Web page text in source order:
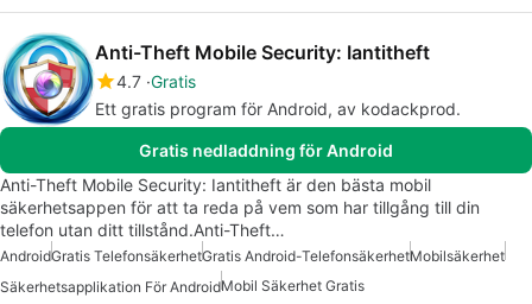
Anti-Theft Mobile Security: Iantitheft
4.7 Gratis
Ett gratis program för Android, av kodackprod.
Gratis nedladdning för Android
Anti-Theft Mobile Security: Iantitheft är den bästa mobil
säkerhetsappen för att ta reda på vem som har tillgång till din
telefon utan ditt tillstånd.Anti-Theft…
AndroidGratis TelefonsäkerhetGratis Android-TelefonsäkerhetMobilsäkerhet
Säkerhetsapplikation För AndroidMobil Säkerhet Gratis